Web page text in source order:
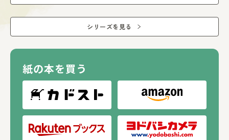
シリーズを見る
紙の本を買う